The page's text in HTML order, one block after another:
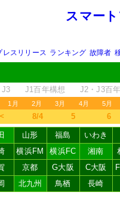
スマー
レスリリース ランキング 故障者
J3 J1百年構想 J2・J3百
1月 2月 3月 4月 5月
＜ 8/4 5 6
山形 福島
いわき
横浜FM 横浜FC 湘南
京都 G大阪 C大阪
北九州 鳥栖 長崎